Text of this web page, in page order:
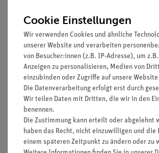
Artikel-Nr.: 13608-10
Geiger-Müller-Zähler
Gamma-Scout® mit
Ticker und Alarm
Artikel-Nr.:
Geiger-
Gamma-
Cookie Einstellungen
Wir verwenden Cookies und ähnliche
unserer Website und verarbeiten
von Besucher:innen (z.B. IP-Adresse), um
Anzeigen zu personalisieren, Medien von
einzubinden oder Zugriffe auf unsere
Die Datenverarbeitung erfolgt erst durch
Wir teilen Daten mit Dritten, die wir in den
benennen.
Die Zustimmung kann erteilt oder abgelehnt
haben das Recht, nicht einzuwilligen und die
einem späteren Zeitpunkt zu ändern oder zu